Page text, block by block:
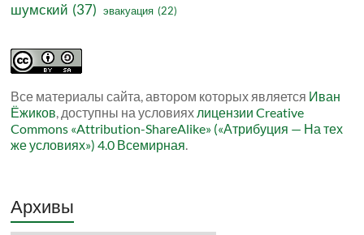
шумский (37) эвакуация (22)
Все материалы сайта, автором которых является Иван
Ёжиков, доступны на условиях лицензии Creative
Commons «Attribution-ShareAlike» («Атрибуция — На тех
же условиях») 4.0 Всемирная.
Архивы